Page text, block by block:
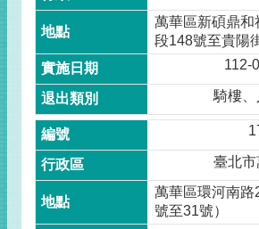
萬華區新碩鼎和
段148號至貴陽
112-
騎樓
臺北
萬華區環河南路
號至31號）